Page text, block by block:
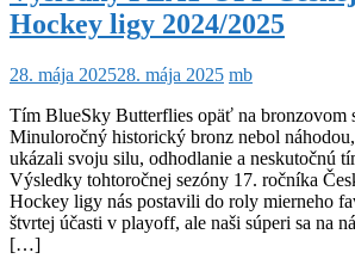
Hockey ligy 2024/2025
28. mája 202528. mája 2025 mb
Tím BlueSky Butterflies opäť na bronzovom
Minuloročný historický bronz nebol
ukázali svoju silu, odhodlanie a neskutočnú
Výsledky tohtoročnej sezóny 17. ročníka
Hockey ligy nás postavili do roly mierneho
štvrtej účasti v playoff, ale naši súperi sa na
[…]